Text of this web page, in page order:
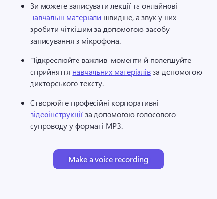
Ви можете записувати лекції та онлайнові
навчальні матеріали швидше, а звук у них
зробити чіткішим за допомогою засобу
записування з мікрофона.
Підкреслюйте важливі моменти й полегшуйте
сприйняття навчальних матеріалів за допомогою
дикторського тексту.
Створюйте професійні корпоративні
відеоінструкції за допомогою голосового
супроводу у форматі MP3.
Make a voice recording